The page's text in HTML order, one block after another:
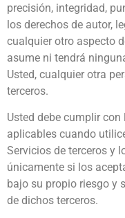
precisión, integridad,
los derechos de autor,
cualquier otro aspecto
asume ni tendrá
Usted, cualquier otra
terceros.
Usted debe cumplir
aplicables cuando
Servicios de terceros y
únicamente si los
bajo su propio riesgo y
de dichos terceros.